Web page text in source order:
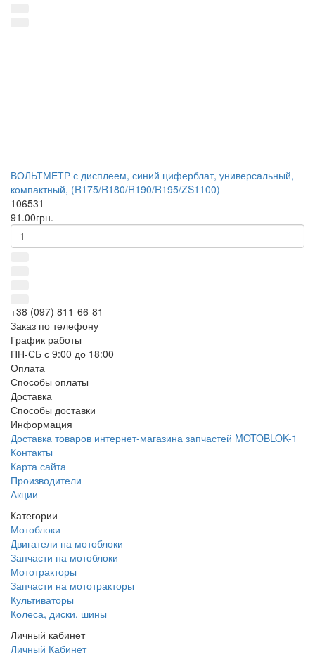
ВОЛЬТМЕТР с дисплеем, синий циферблат, универсальный,
компактный, (R175/R180/R190/R195/ZS1100)
106531
91.00грн.
+38 (097) 811-66-81
Заказ по телефону
График работы
ПН-СБ с 9:00 до 18:00
Оплата
Способы оплаты
Доставка
Способы доставки
Информация
Доставка товаров интернет-магазина запчастей MOTOBLOK-1
Контакты
Карта сайта
Производители
Акции
Категории
Мотоблоки
Двигатели на мотоблоки
Запчасти на мотоблоки
Мототракторы
Запчасти на мототракторы
Культиваторы
Колеса, диски, шины
Личный кабинет
Личный Кабинет